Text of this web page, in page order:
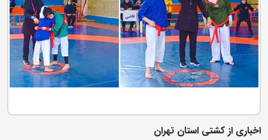
اخباری از کشتی استان تهران